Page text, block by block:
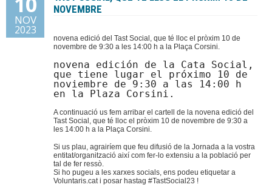
Donacions
NOV
2023
NOVEMBRE
novena edició del Tast Social, que té lloc el pròxim 10 de
novembre de 9:30 a les 14:00 h a la Plaça Corsini.
novena edición de la Cata Social,
que tiene lugar el próximo 10 de
noviembre de 9:30 a las 14:00 h
en la Plaza Corsini.
A continuació us fem arribar el cartell de la novena edició del
Tast Social, que té lloc el pròxim 10 de novembre de 9:30 a
les 14:00 h a la Plaça Corsini.
Si us plau, agrairíem que feu difusió de la Jornada a la vostra
entitat/organització així com fer-lo extensiu a la població per
tal de fer ressò.
Si ho pugeu a les xarxes socials, ens podeu etiquetar a
Voluntaris.cat i posar hastag #TastSocial23 !